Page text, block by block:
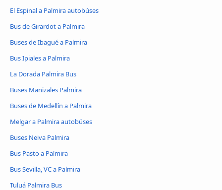
El Espinal a Palmira autobúses
Bus de Girardot a Palmira
Buses de Ibagué a Palmira
Bus Ipiales a Palmira
La Dorada Palmira Bus
Buses Manizales Palmira
Buses de Medellín a Palmira
Melgar a Palmira autobúses
Buses Neiva Palmira
Bus Pasto a Palmira
Bus Sevilla, VC a Palmira
Tuluá Palmira Bus